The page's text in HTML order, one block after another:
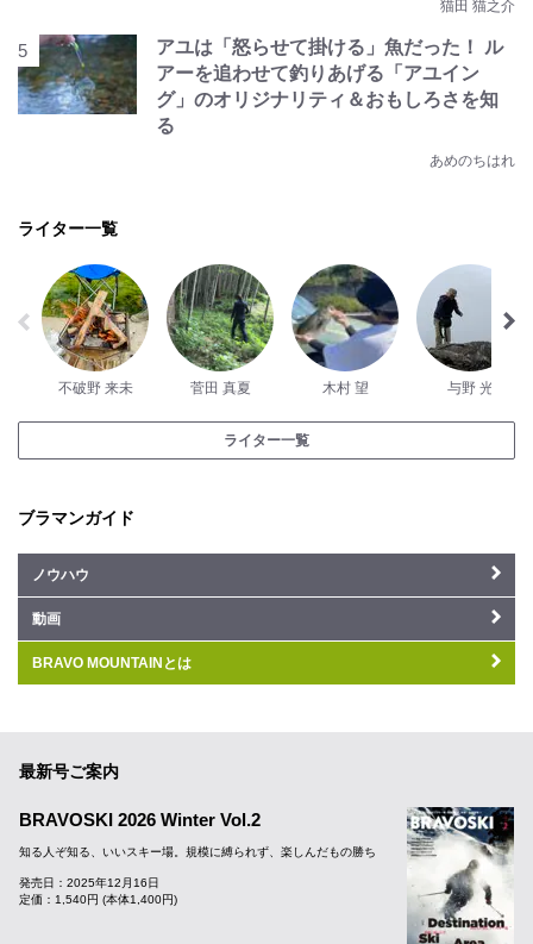
猫田 猫之介
アユは「怒らせて掛ける」魚だった！ ル
アーを追わせて釣りあげる「アユイン
グ」のオリジナリティ＆おもしろさを知
る
あめのちはれ
ライター一覧
不破野 来未 菅田 真夏 木村 望 与野 光
ライター一覧
ブラマンガイド
ノウハウ
動画
BRAVO MOUNTAINとは
最新号ご案内
BRAVOSKI 2026 Winter Vol.2
知る人ぞ知る、いいスキー場。規模に縛られず、楽しんだもの勝ち
発売日：2025年12月16日
定価：1,540円 (本体1,400円)